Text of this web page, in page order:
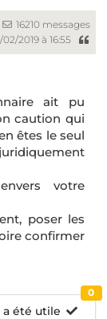
16210 messages
02/2019 à 16:55
ait pu
caution qui
êtes le seul
votre
poser les
confirmer
été utile
0